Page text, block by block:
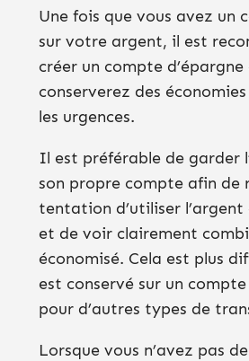
Une fois que vous avez un
sur votre argent, il est
créer un compte d’épargne
conserverez des
les urgences.
Il est préférable de garder
son propre compte afin de
tentation d’utiliser l’argent
et de voir clairement
économisé. Cela est plus
est conservé sur un
pour d’autres types de
Lorsque vous n’avez pas